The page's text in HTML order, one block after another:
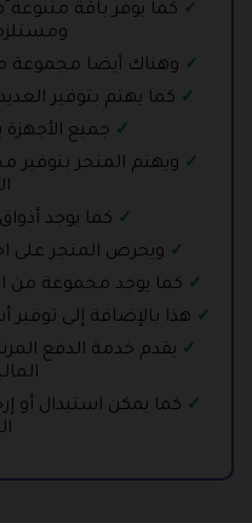
كما يوفر باقة
وهناك أيضا مجموعة
كما يهتم بتوفير
جميع
ويهتم المتجر بتوفير
كما يوجد
ويحرص المتجر على
كما يوجد مجموعة من
هذا بالإضافة إلى
يقدم خدمة الدفع
كما يمكن استبدال أو